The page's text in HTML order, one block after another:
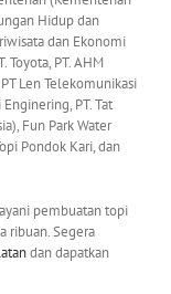
Hidup dan
dan Ekonomi
Toyota, PT. AHM
PT Len Telekomunikasi
PT. Tat
Fun Park Water
Pondok Kari, dan
pembuatan topi
ribuan. Segera
dan dapatkan